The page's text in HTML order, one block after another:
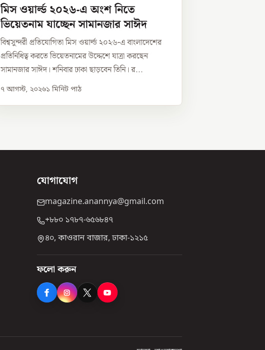
মিস ওয়ার্ল্ড ২০২৬-এ অংশ নিতে
ভিয়েতনাম যাচ্ছেন সামানজার সাঈদ
বিশ্বসুন্দরী প্রতিযোগিতা মিস ওয়ার্ল্ড ২০২৬-এ বাংলাদেশের
প্রতিনিধিত্ব করতে ভিয়েতনামের উদ্দেশে যাত্রা করছেন
সামানজার সাঈদ। শনিবার ঢাকা ছাড়বেন তিনি। র...
৭ আগস্ট, ২০২৬১ মিনিট পাঠ
যোগাযোগ
magazine.anannya@gmail.com
+৮৮০ ১৭৮৭-৬৫৬৮৪৭
৪০, কাওরান বাজার, ঢাকা-১২১৫
ফলো করুন